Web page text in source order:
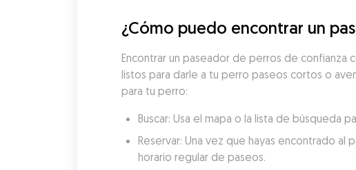
¿Cómo puedo encontrar un
Encontrar un paseador de perros de
listos para darle a tu perro paseos cortos o
para tu perro:
Buscar: Usa el mapa o la lista de búsqueda
Reservar: Una vez que hayas encontrado
horario regular de paseos.